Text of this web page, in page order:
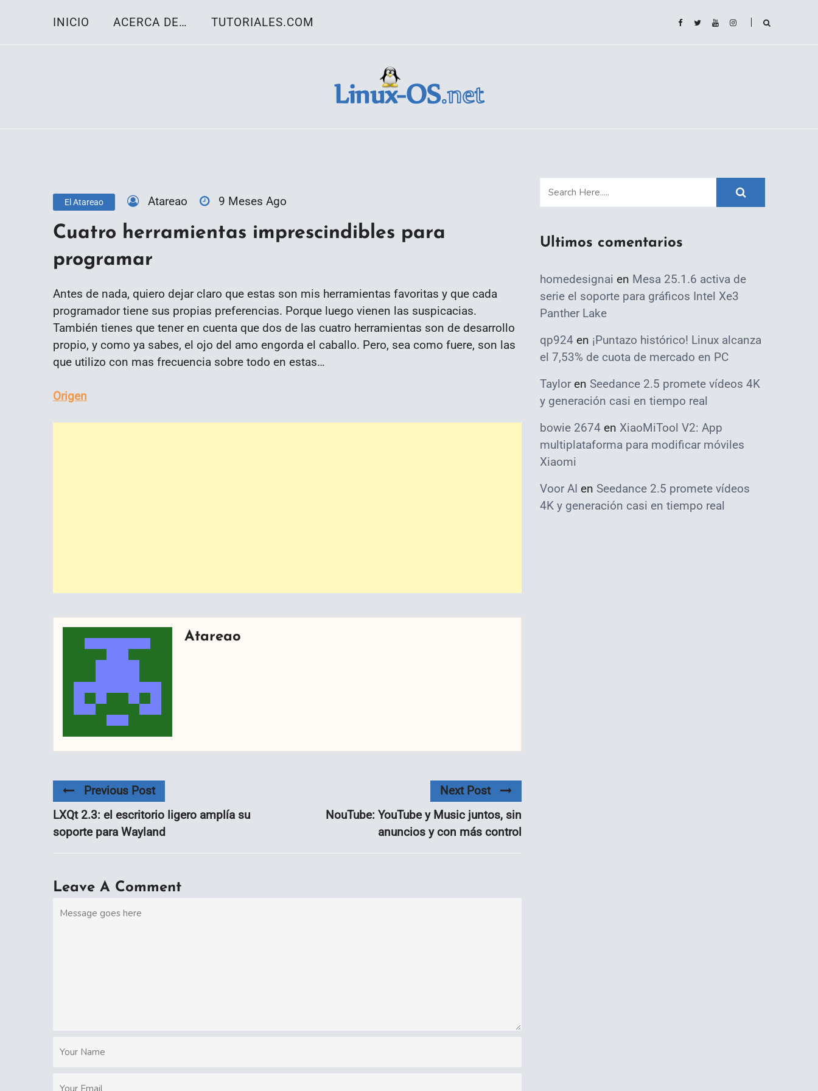
INICIO ACERCA DE… TUTORIALES.COM
El Atareao Atareao 9 Meses Ago
Cuatro herramientas imprescindibles para
programar
Antes de nada, quiero dejar claro que estas son mis herramientas favoritas y que cada
programador tiene sus propias preferencias. Porque luego vienen las suspicacias.
También tienes que tener en cuenta que dos de las cuatro herramientas son de desarrollo
propio, y como ya sabes, el ojo del amo engorda el caballo. Pero, sea como fuere, son las
que utilizo con mas frecuencia sobre todo en estas…
Origen
Atareao
Previous Post
LXQt 2.3: el escritorio ligero amplía su
soporte para Wayland
Next Post
NouTube: YouTube y Music juntos, sin
anuncios y con más control
Leave A Comment
Ultimos comentarios
homedesignai en Mesa 25.1.6 activa de
serie el soporte para gráficos Intel Xe3
Panther Lake
qp924 en ¡Puntazo histórico! Linux alcanza
el 7,53% de cuota de mercado en PC
Taylor en Seedance 2.5 promete vídeos 4K
y generación casi en tiempo real
bowie 2674 en XiaoMiTool V2: App
multiplataforma para modificar móviles
Xiaomi
Voor AI en Seedance 2.5 promete vídeos
4K y generación casi en tiempo real